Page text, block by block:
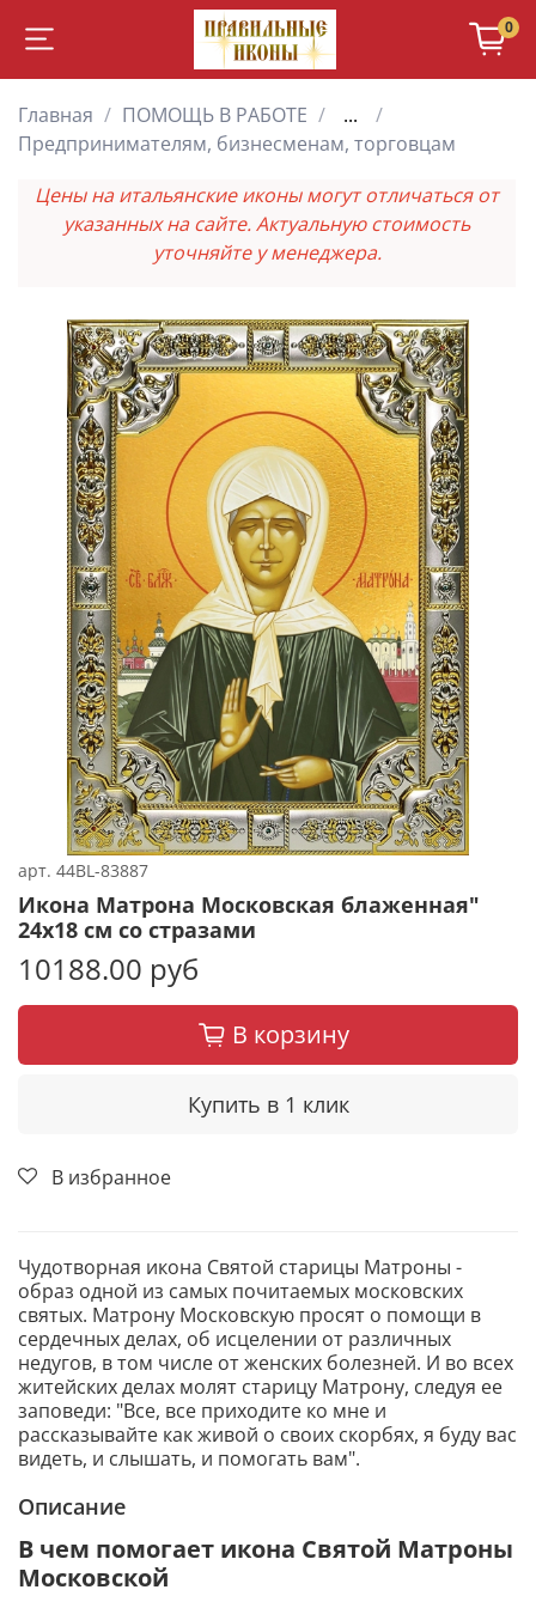
0
Главная ПОМОЩЬ В РАБОТЕ
...
Предпринимателям, бизнесменам, торговцам
Цены на итальянские иконы могут отличаться от
указанных на сайте. Актуальную стоимость
уточняйте у менеджера.
арт. 44BL-83887
Икона Матрона Московская блаженная"
24х18 см со стразами
10188.00 руб
В корзину
Купить в 1 клик
В избранное
Чудотворная икона Святой старицы Матроны -
образ одной из самых почитаемых московских
святых. Матрону Московскую просят о помощи в
сердечных делах, об исцелении от различных
недугов, в том числе от женских болезней. И во всех
житейских делах молят старицу Матрону, следуя ее
заповеди: "Все, все приходите ко мне и
рассказывайте как живой о своих скорбях, я буду вас
видеть, и слышать, и помогать вам".
Описание
В чем помогает икона Святой Матроны
Московской